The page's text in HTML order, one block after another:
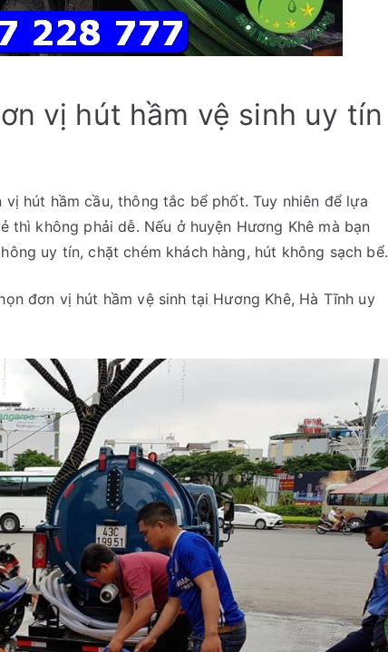
vị hút hầm vệ sinh uy tín
hút hầm cầu, thông tắc bể phốt. Tuy nhiên để lựa
thì không phải dễ. Nếu ở huyện Hương Khê mà bạn
uy tín, chặt chém khách hàng, hút không sạch bể.
đơn vị hút hầm vệ sinh tại Hương Khê, Hà Tĩnh uy